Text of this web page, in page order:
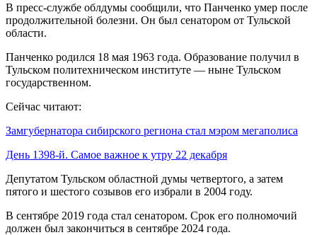
В пресс-службе облдумы сообщили, что Панченко умер после
продолжительной болезни. Он был сенатором от Тульской
области.
Панченко родился 18 мая 1963 года. Образование получил в
Тульском политехническом институте — ныне Тульском
государственном.
Сейчас читают:
Замгубернатора сибирского региона стал мэром мегаполиса
День 1398-й. Самое важное к утру 22 декабря
Депутатом Тульском областной думы четвертого, а затем
пятого и шестого созывов его избрали в 2004 году.
В сентябре 2019 года стал сенатором. Срок его полномочий
должен был закончиться в сентябре 2024 года.